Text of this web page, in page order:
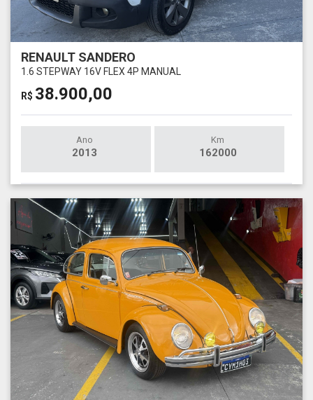
RENAULT SANDERO
1.6 STEPWAY 16V FLEX 4P MANUAL
R$ 38.900,00
Ano
2013
Km
162000